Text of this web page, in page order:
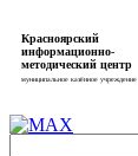
Красноярский
информационно-
методический центр
муниципальное казённое учреждение